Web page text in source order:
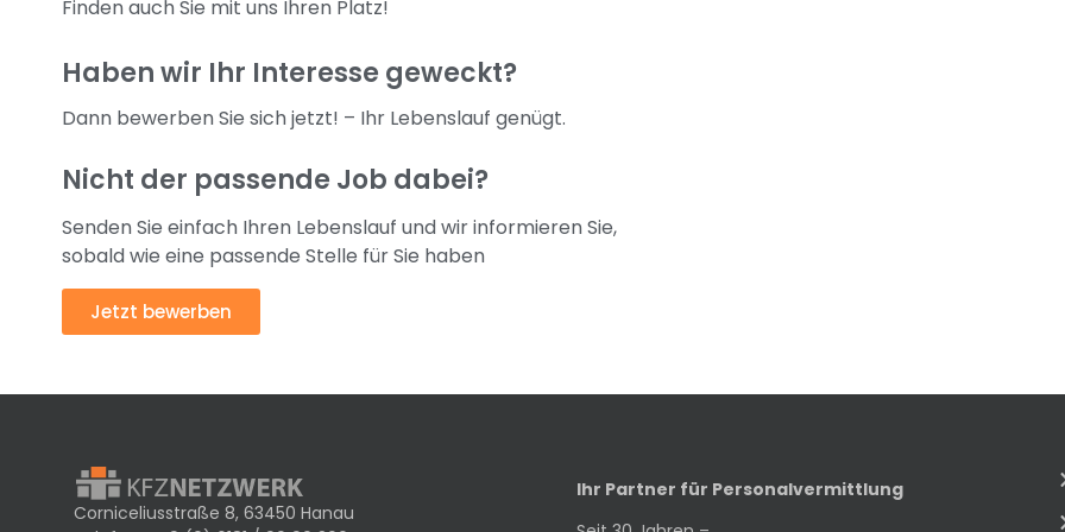
Finden auch Sie mit uns Ihren Platz!
Haben wir Ihr Interesse geweckt?
Dann bewerben Sie sich jetzt! – Ihr Lebenslauf genügt.
Nicht der passende Job dabei?
Senden Sie einfach Ihren Lebenslauf und wir informieren Sie,
sobald wie eine passende Stelle für Sie haben
Jetzt bewerben
Corniceliusstraße 8, 63450 Hanau
Ihr Partner für Personalvermittlung